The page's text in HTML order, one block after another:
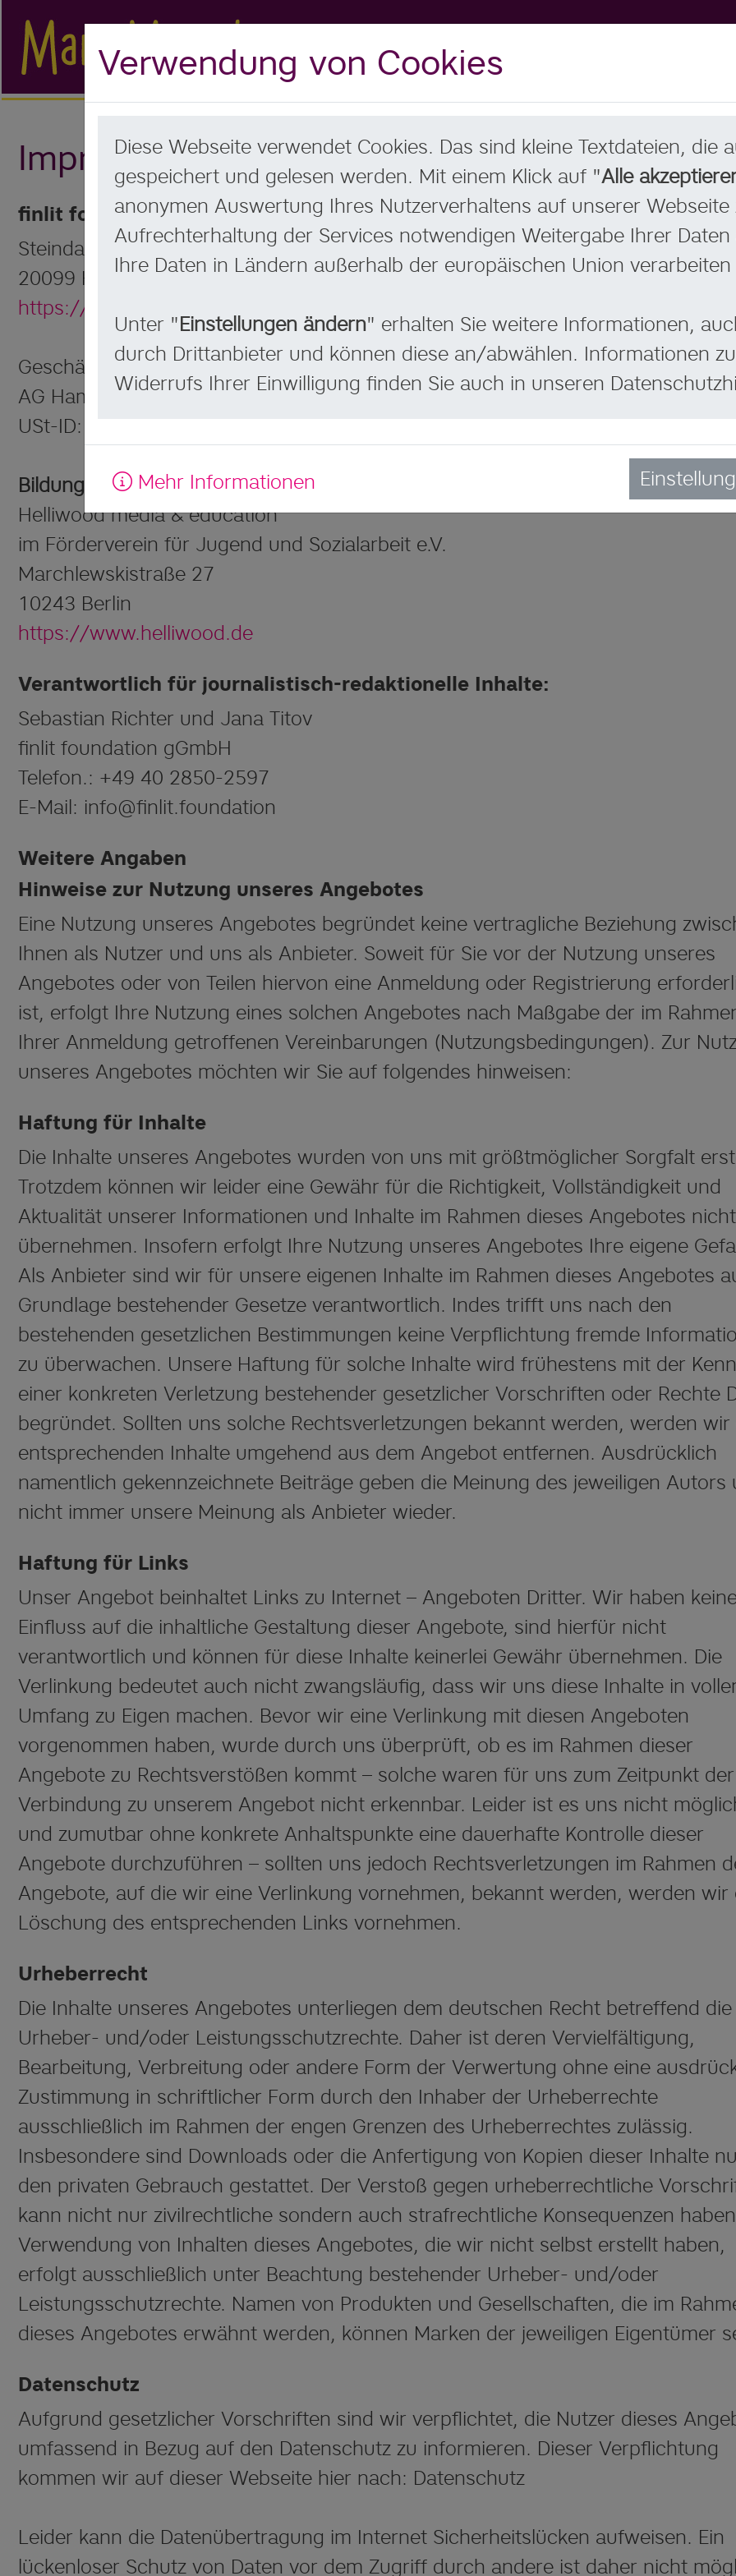
Impressum
finlit foundation gGmbH
Steindamm 71
20099 Hamburg
https://www.finlit.foundation
Geschäftsführung: Jana Titov und Sebastian Richter
AG Hamburg HRB 158452
USt-ID: DE 1744023056
Bildungspartner
Helliwood media & education
im Förderverein für Jugend und Sozialarbeit e.V.
Marchlewskistraße 27
10243 Berlin
https://www.helliwood.de
Verantwortlich für journalistisch-redaktionelle Inhalte:
Sebastian Richter und Jana Titov
finlit foundation gGmbH
Telefon.: +49 40 2850-2597
E-Mail: info@finlit.foundation
Weitere Angaben
Hinweise zur Nutzung unseres Angebotes
Eine Nutzung unseres Angebotes begründet keine vertragliche Beziehung
Ihnen als Nutzer und uns als Anbieter. Soweit für Sie vor der Nutzung unseres
Angebotes oder von Teilen hiervon eine Anmeldung oder Registrierung
ist, erfolgt Ihre Nutzung eines solchen Angebotes nach Maßgabe der im
Ihrer Anmeldung getroffenen Vereinbarungen (Nutzungsbedingungen). Zur
unseres Angebotes möchten wir Sie auf folgendes hinweisen:
Haftung für Inhalte
Die Inhalte unseres Angebotes wurden von uns mit größtmöglicher Sorgfalt
Trotzdem können wir leider eine Gewähr für die Richtigkeit, Vollständigkeit und
Aktualität unserer Informationen und Inhalte im Rahmen dieses Angebotes nicht
übernehmen. Insofern erfolgt Ihre Nutzung unseres Angebotes Ihre eigene
Als Anbieter sind wir für unsere eigenen Inhalte im Rahmen dieses Angebotes
Grundlage bestehender Gesetze verantwortlich. Indes trifft uns nach den
bestehenden gesetzlichen Bestimmungen keine Verpflichtung fremde
zu überwachen. Unsere Haftung für solche Inhalte wird frühestens mit der
einer konkreten Verletzung bestehender gesetzlicher Vorschriften oder Rechte
begründet. Sollten uns solche Rechtsverletzungen bekannt werden, werden wir
entsprechenden Inhalte umgehend aus dem Angebot entfernen. Ausdrücklich
namentlich gekennzeichnete Beiträge geben die Meinung des jeweiligen Autors
nicht immer unsere Meinung als Anbieter wieder.
Haftung für Links
Unser Angebot beinhaltet Links zu Internet – Angeboten Dritter. Wir haben
Einfluss auf die inhaltliche Gestaltung dieser Angebote, sind hierfür nicht
verantwortlich und können für diese Inhalte keinerlei Gewähr übernehmen. Die
Verlinkung bedeutet auch nicht zwangsläufig, dass wir uns diese Inhalte in
Umfang zu Eigen machen. Bevor wir eine Verlinkung mit diesen Angeboten
vorgenommen haben, wurde durch uns überprüft, ob es im Rahmen dieser
Angebote zu Rechtsverstößen kommt – solche waren für uns zum Zeitpunkt der
Verbindung zu unserem Angebot nicht erkennbar. Leider ist es uns nicht
und zumutbar ohne konkrete Anhaltspunkte eine dauerhafte Kontrolle dieser
Angebote durchzuführen – sollten uns jedoch Rechtsverletzungen im Rahmen
Angebote, auf die wir eine Verlinkung vornehmen, bekannt werden, werden wir
Löschung des entsprechenden Links vornehmen.
Urheberrecht
Die Inhalte unseres Angebotes unterliegen dem deutschen Recht betreffend die
Urheber- und/oder Leistungsschutzrechte. Daher ist deren Vervielfältigung,
Bearbeitung, Verbreitung oder andere Form der Verwertung ohne eine
Zustimmung in schriftlicher Form durch den Inhaber der Urheberrechte
ausschließlich im Rahmen der engen Grenzen des Urheberrechtes zulässig.
Insbesondere sind Downloads oder die Anfertigung von Kopien dieser Inhalte
den privaten Gebrauch gestattet. Der Verstoß gegen urheberrechtliche
kann nicht nur zivilrechtliche sondern auch strafrechtliche Konsequenzen
Verwendung von Inhalten dieses Angebotes, die wir nicht selbst erstellt haben,
erfolgt ausschließlich unter Beachtung bestehender Urheber- und/oder
Leistungsschutzrechte. Namen von Produkten und Gesellschaften, die im
dieses Angebotes erwähnt werden, können Marken der jeweiligen Eigentümer
Datenschutz
Aufgrund gesetzlicher Vorschriften sind wir verpflichtet, die Nutzer dieses
umfassend in Bezug auf den Datenschutz zu informieren. Dieser Verpflichtung
kommen wir auf dieser Webseite hier nach: Datenschutz
Leider kann die Datenübertragung im Internet Sicherheitslücken aufweisen. Ein
lückenloser Schutz von Daten vor dem Zugriff durch andere ist daher nicht
Verwendung von Cookies
Diese Webseite verwendet Cookies. Das sind kleine Textdateien, die
gespeichert und gelesen werden. Mit einem Klick auf "Alle
anonymen Auswertung Ihres Nutzerverhaltens auf unserer
Aufrechterhaltung der Services notwendigen Weitergabe Ihrer Daten
Ihre Daten in Ländern außerhalb der europäischen Union verarbeiten
Unter "Einstellungen ändern" erhalten Sie weitere Informationen,
durch Drittanbieter und können diese an/abwählen. Informationen
Widerrufs Ihrer Einwilligung finden Sie auch in unseren
Mehr Informationen